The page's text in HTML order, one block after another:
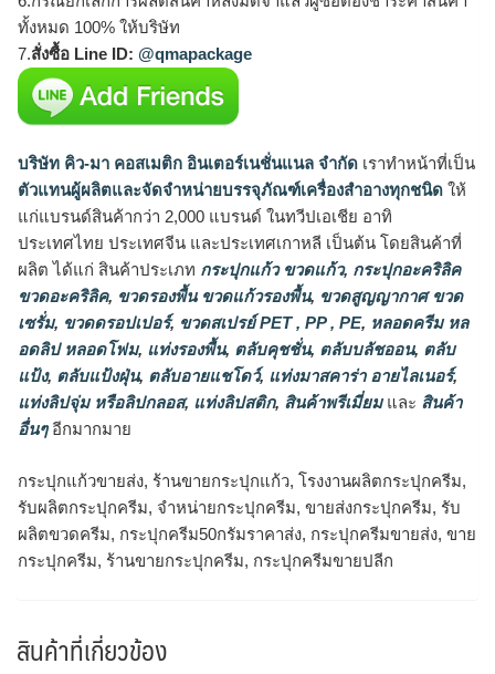
ทั้งหมด 100% ให้บริษัท
7.สั่งซื้อ Line ID: @qmapackage
บริษัท คิว-มา คอสเมติก อินเตอร์เนชั่นแนล จำกัด เราทำหน้าที่เป็น
ตัวแทนผู้ผลิตและจัดจำหน่ายบรรจุภัณฑ์เครื่องสำอางทุกชนิด ให้
แก่แบรนด์สินค้ากว่า 2,000 แบรนด์ ในทวีปเอเชีย อาทิ
ประเทศไทย ประเทศจีน และประเทศเกาหลี เป็นต้น โดยสินค้าที่
ผลิต ได้แก่ สินค้าประเภท กระปุกแก้ว ขวดแก้ว, กระปุกอะคริลิค
ขวดอะคริลิค, ขวดรองพื้น ขวดแก้วรองพื้น, ขวดสูญญากาศ ขวด
เซรั่ม, ขวดดรอปเปอร์, ขวดสเปรย์ PET , PP , PE, หลอดครีม หล
อดลิป หลอดโฟม, แท่งรองพื้น, ตลับคุชชั่น, ตลับบลัชออน, ตลับ
แป้ง, ตลับแป้งฝุ่น, ตลับอายแชโดว์, แท่งมาสคาร่า อายไลเนอร์,
แท่งลิปจุ่ม หรือลิปกลอส, แท่งลิปสติก, สินค้าพรีเมี่ยมและ สินค้า
อื่นๆอีกมากมาย
กระปุกแก้วขายส่ง, ร้านขายกระปุกแก้ว, โรงงานผลิตกระปุกครีม,
รับผลิตกระปุกครีม, จำหน่ายกระปุกครีม, ขายส่งกระปุกครีม, รับ
ผลิตขวดครีม, กระปุกครีม50กรัมราคาส่ง, กระปุกครีมขายส่ง, ขาย
กระปุกครีม, ร้านขายกระปุกครีม, กระปุกครีมขายปลีก
สินค้าที่เกี่ยวข้อง